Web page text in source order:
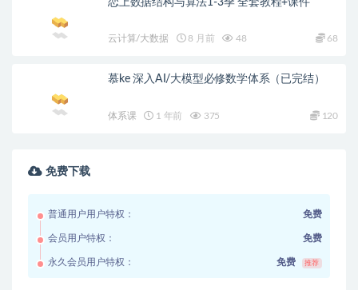
云计算/大数据 8 月前 48 68
慕ke 深入AI/大模型必修数学体系（已完结）
体系课 1 年前 375 120
免费下载
普通用户用户特权： 免费
会员用户特权： 免费
永久会员用户特权： 免费 推荐